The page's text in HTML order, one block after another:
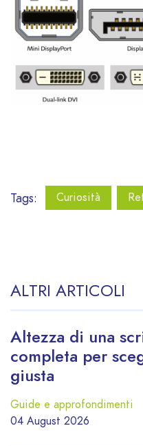
Tags: Curiosità
ALTRI ARTICOLI
Altezza di una
completa per
giusta
Guide e approfondimenti
04 August 2026